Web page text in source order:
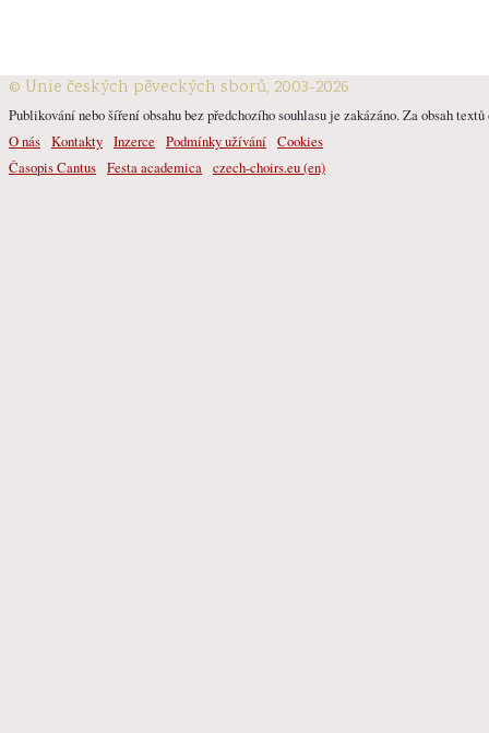
© Unie českých pěveckých sborů, 2003-2026
Publikování nebo šíření obsahu bez předchozího souhlasu je zakázáno. Za obsah
O nás Kontakty Inzerce Podmínky užívání Cookies
Časopis Cantus Festa academica czech-choirs.eu (en)